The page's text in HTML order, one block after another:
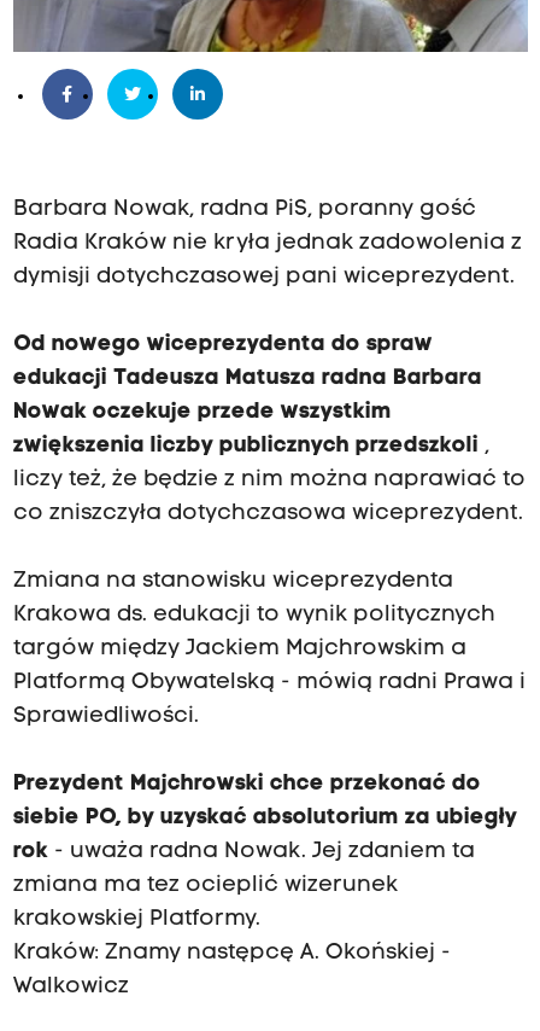
Barbara Nowak, radna PiS, poranny gość
Radia Kraków nie kryła jednak zadowolenia z
dymisji dotychczasowej pani wiceprezydent.
Od nowego wiceprezydenta do spraw
edukacji Tadeusza Matusza radna Barbara
Nowak oczekuje przede wszystkim
zwiększenia liczby publicznych przedszkoli ,
liczy też, że będzie z nim można naprawiać to
co zniszczyła dotychczasowa wiceprezydent.
Zmiana na stanowisku wiceprezydenta
Krakowa ds. edukacji to wynik politycznych
targów między Jackiem Majchrowskim a
Platformą Obywatelską - mówią radni Prawa i
Sprawiedliwości.
Prezydent Majchrowski chce przekonać do
siebie PO, by uzyskać absolutorium za ubiegły
rok- uważa radna Nowak. Jej zdaniem ta
zmiana ma tez ocieplić wizerunek
krakowskiej Platformy.
Kraków: Znamy następcę A. Okońskiej -
Walkowicz